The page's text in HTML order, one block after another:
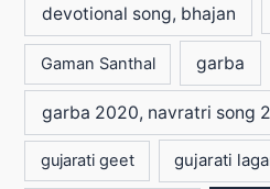
devotional song, bhajan
Gaman Santhal garba
garba 2020, navratri song
gujarati geet gujarati